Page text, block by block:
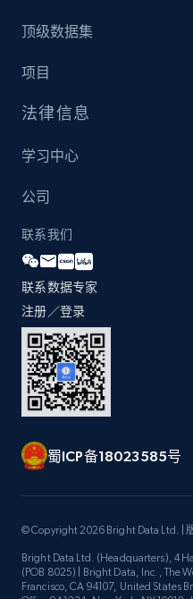
顶级数据集
项目
法律信息
学习中心
公司
联系我们
联系数据专家
注册／登录
蜀ICP备18023585号
© Copyright 2026 Bright Data Ltd. |
Bright Data Ltd. (Headquarters), 4
(POB 8025) | Bright Data, Inc., The
Francisco, CA 94107, United States